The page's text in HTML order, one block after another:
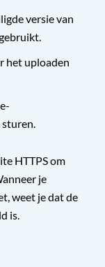
versie van
het uploaden
sturen.
HTTPS om
je
weet je dat de
is.